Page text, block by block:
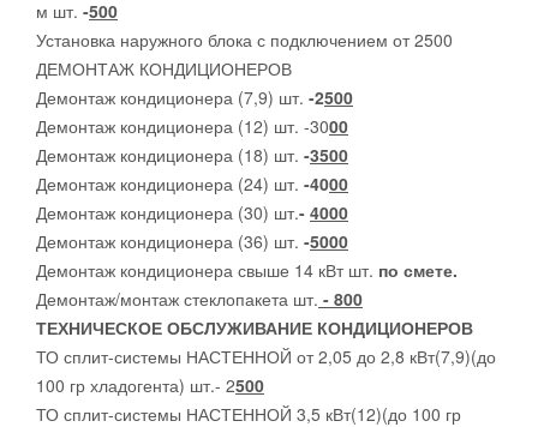
м шт. -500
Установка наружного блока с подключением от 2500
ДЕМОНТАЖ КОНДИЦИОНЕРОВ
Демонтаж кондиционера (7,9) шт. -2500
Демонтаж кондиционера (12) шт. -3000
Демонтаж кондиционера (18) шт. -3500
Демонтаж кондиционера (24) шт. -4000
Демонтаж кондиционера (30) шт.- 4000
Демонтаж кондиционера (36) шт. -5000
Демонтаж кондиционера свыше 14 кВт шт. по смете.
Демонтаж/монтаж стеклопакета шт. - 800
ТЕХНИЧЕСКОЕ ОБСЛУЖИВАНИЕ КОНДИЦИОНЕРОВ
ТО сплит-системы НАСТЕННОЙ от 2,05 до 2,8 кВт(7,9)(до
100 гр хладогента) шт.- 2500
ТО сплит-системы НАСТЕННОЙ 3,5 кВт(12)(до 100 гр